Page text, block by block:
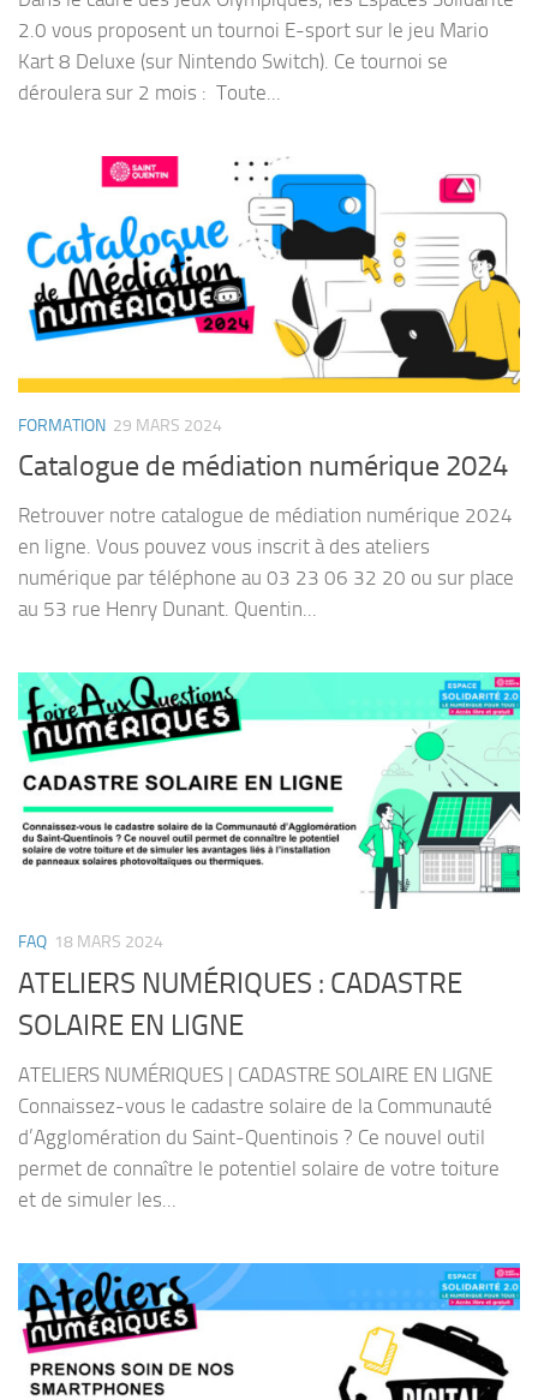
2.0 vous proposent un tournoi E-sport sur le jeu Mario
Kart 8 Deluxe (sur Nintendo Switch). Ce tournoi se
déroulera sur 2 mois : Toute...
FORMATION 29 MARS 2024
Catalogue de médiation numérique 2024
Retrouver notre catalogue de médiation numérique 2024
en ligne. Vous pouvez vous inscrit à des ateliers
numérique par téléphone au 03 23 06 32 20 ou sur place
au 53 rue Henry Dunant. Quentin...
FAQ 18 MARS 2024
ATELIERS NUMÉRIQUES : CADASTRE
SOLAIRE EN LIGNE
ATELIERS NUMÉRIQUES | CADASTRE SOLAIRE EN LIGNE
Connaissez-vous le cadastre solaire de la Communauté
d’Agglomération du Saint-Quentinois ? Ce nouvel outil
permet de connaître le potentiel solaire de votre toiture
et de simuler les...